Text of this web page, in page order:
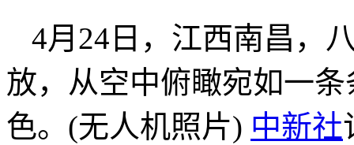
4月24日，江西南昌，
放，从空中俯瞰宛如一
色。(无人机照片) 中新社